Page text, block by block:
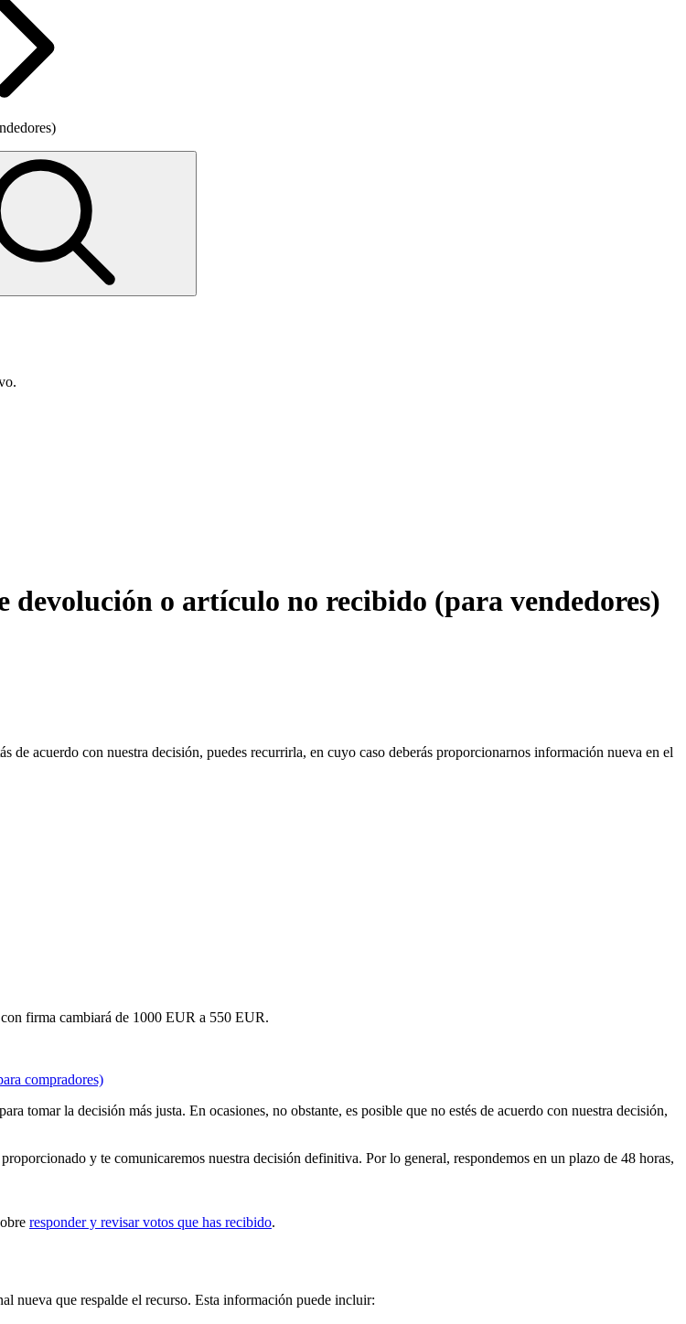
devolución o artículo no recibido (para vendedores)
de acuerdo con nuestra decisión, puedes recurrirla, en cuyo caso deberás proporcionarnos información nueva en el
firma cambiará de 1000 EUR a 550 EUR.
compradores)
tomar la decisión más justa. En ocasiones, no obstante, es posible que no estés de acuerdo con nuestra decisión,
y te comunicaremos nuestra decisión definitiva. Por lo general, respondemos en un plazo de 48 horas,
responder y revisar votos que has recibido.
nueva que respalde el recurso. Esta información puede incluir: